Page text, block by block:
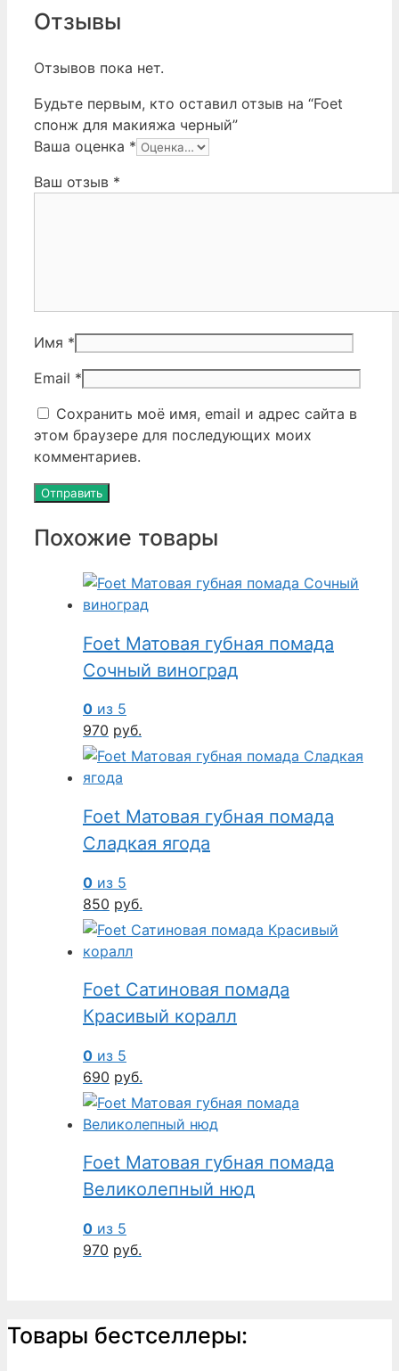
Отзывы
Отзывов пока нет.
Будьте первым, кто оставил отзыв на “Foet
спонж для макияжа черный”
Ваша оценка *
Ваш отзыв *
Имя *
Email *
Сохранить моё имя, email и адрес сайта в
этом браузере для последующих моих
комментариев.
Похожие товары
Foet Матовая губная помада
Сочный виноград
0 из 5
970 руб.
Foet Матовая губная помада
Сладкая ягода
0 из 5
850 руб.
Foet Сатиновая помада
Красивый коралл
0 из 5
690 руб.
Foet Матовая губная помада
Великолепный нюд
0 из 5
970 руб.
Товары бестселлеры: